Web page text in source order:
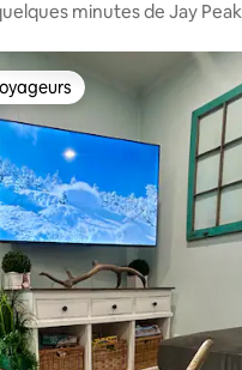
minutes de Jay Peak
les plus appréciés